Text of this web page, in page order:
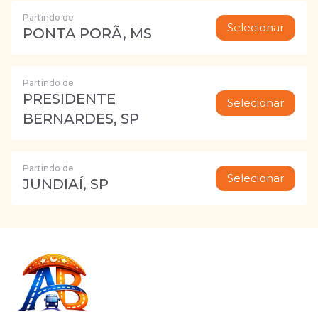
Partindo de
PONTA PORÃ, MS Selecionar
Partindo de
PRESIDENTE
BERNARDES, SP
Selecionar
Partindo de
JUNDIAÍ, SP Selecionar